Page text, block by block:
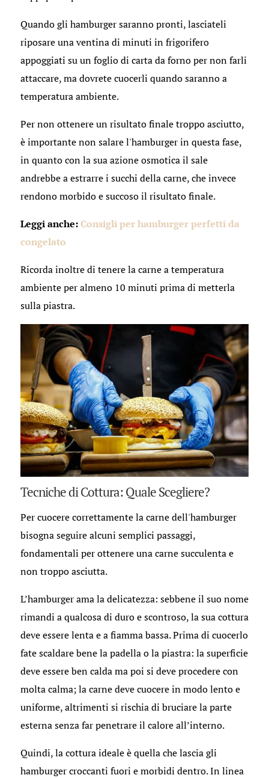
Quando gli hamburger saranno pronti, lasciateli
riposare una ventina di minuti in frigorifero
appoggiati su un foglio di carta da forno per non farli
attaccare, ma dovrete cuocerli quando saranno a
temperatura ambiente.
Per non ottenere un risultato finale troppo asciutto,
è importante non salare l'hamburger in questa fase,
in quanto con la sua azione osmotica il sale
andrebbe a estrarre i succhi della carne, che invece
rendono morbido e succoso il risultato finale.
Leggi anche:Consigli per hamburger perfetti da
congelato
Ricorda inoltre di tenere la carne a temperatura
ambiente per almeno 10 minuti prima di metterla
sulla piastra.
Tecniche di Cottura: Quale Scegliere?
Per cuocere correttamente la carne dell'hamburger
bisogna seguire alcuni semplici passaggi,
fondamentali per ottenere una carne succulenta e
non troppo asciutta.
L’hamburger ama la delicatezza: sebbene il suo nome
rimandi a qualcosa di duro e scontroso, la sua cottura
deve essere lenta e a fiamma bassa. Prima di cuocerlo
fate scaldare bene la padella o la piastra: la superficie
deve essere ben calda ma poi si deve procedere con
molta calma; la carne deve cuocere in modo lento e
uniforme, altrimenti si rischia di bruciare la parte
esterna senza far penetrare il calore all’interno.
Quindi, la cottura ideale è quella che lascia gli
hamburger croccanti fuori e morbidi dentro. In linea